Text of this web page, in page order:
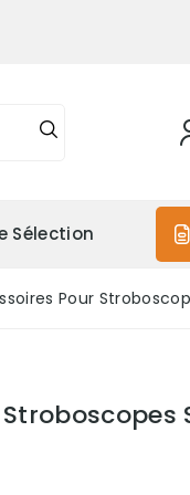
Sélection
Pour